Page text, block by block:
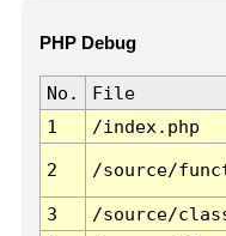
PHP Debug
No. File
1
/index.php
2 /source/
3 /source/